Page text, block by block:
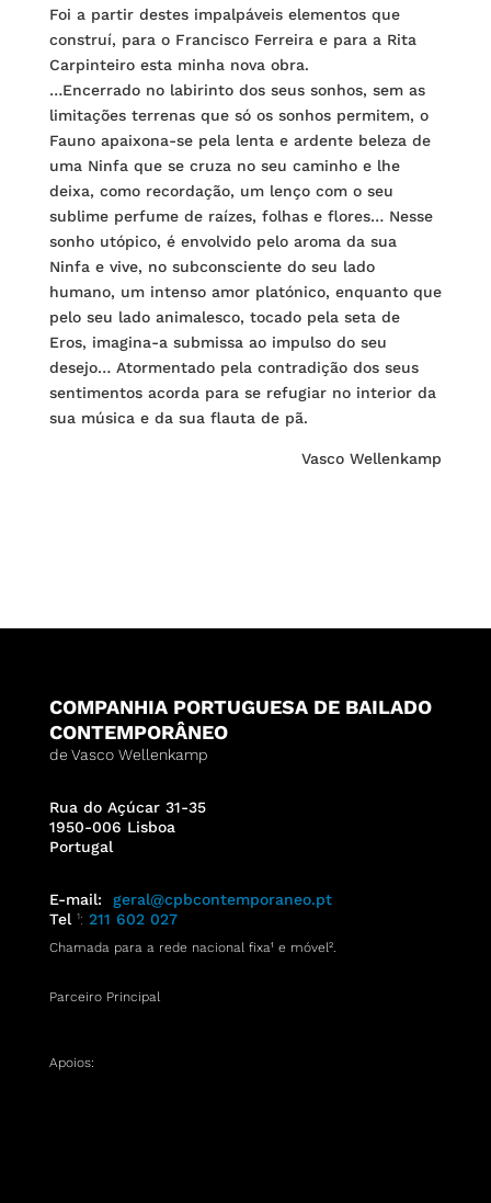
Foi a partir destes impalpáveis elementos que
construí, para o Francisco Ferreira e para a Rita
Carpinteiro esta minha nova obra.
…Encerrado no labirinto dos seus sonhos, sem as
limitações terrenas que só os sonhos permitem, o
Fauno apaixona-se pela lenta e ardente beleza de
uma Ninfa que se cruza no seu caminho e lhe
deixa, como recordação, um lenço com o seu
sublime perfume de raízes, folhas e flores… Nesse
sonho utópico, é envolvido pelo aroma da sua
Ninfa e vive, no subconsciente do seu lado
humano, um intenso amor platónico, enquanto que
pelo seu lado animalesco, tocado pela seta de
Eros, imagina-a submissa ao impulso do seu
desejo… Atormentado pela contradição dos seus
sentimentos acorda para se refugiar no interior da
sua música e da sua flauta de pã.
Vasco Wellenkamp
COMPANHIA PORTUGUESA DE BAILADO
CONTEMPORÂNEO
de Vasco Wellenkamp
Rua do Açúcar 31-35
1950-006 Lisboa
Portugal
E-mail:
geral@cpbcontemporaneo.pt
Tel ¹: 211 602 027
Chamada para a rede nacional fixa¹ e móvel².
Parceiro Principal
Apoios: